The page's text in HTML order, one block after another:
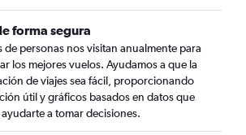
forma segura
de personas nos visitan anualmente para
los mejores vuelos. Ayudamos a que la
de viajes sea fácil, proporcionando
útil y gráficos basados en datos que
a tomar decisiones.